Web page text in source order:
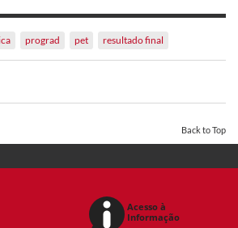
prograd pet resultado final
Back to Top